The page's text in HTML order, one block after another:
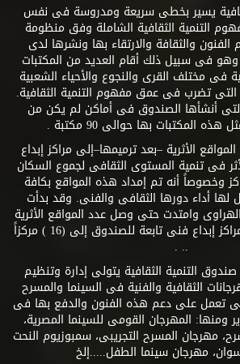
يسير بخطى سريعة ومدروسة فى نفس
التنمية الثقافية الشاملة وفق منظومة
والثقافة والارتقاء بها ونشرها لدى
فى سبيل ذلك أقام العديد من المكتبات
فى مختلف القرى والنجوع والأحياء الشعبية
تضرب فى عمق مفهوم التنمية الثقافية.
أنشأها الصندوق فى أماكن لم يكن من
المكتبات بها حوالى 90 مكتبة .
الأثرية –بعد ترميمها–إلى مراكز إبداع
فى تنمية المستوى الثقافى لجموع السكان
وخصوصاً أنه تم إمداد هذه المواقع بكافة
لها أداء دورها الثقافى والفنى. وقد بدأت
عام 1996 ببيت الهراوى وامتدت حتى وصل عدد المواقع الأثرية
التى تم تحويلها إلى مراكز إبداع فنى تابعة للصندوق إلى (16 ) مركزاً
.. .
التنمية الثقافية يتولى إدارة وتنظيم
الثقافية والفنية فى السينما والمسرح
تعمل على دعم هذه الفنون والدفع بها فى
ومنها: المهرجان القومى للسينما المصرية،
مهرجان المسرح التجريبى، سمبوزيوم النحت
مهرجان سينما الطفل.....إلخ